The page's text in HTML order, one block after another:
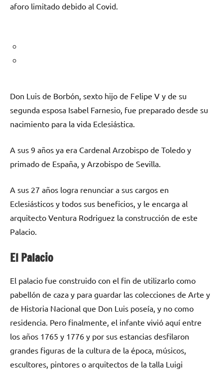
aforo limitado debido al Covid.
Don Luis de Borbón, sexto hijo de Felipe V y de su
segunda esposa Isabel Farnesio, fue preparado desde su
nacimiento para la vida Eclesiástica.
A sus 9 años ya era Cardenal Arzobispo de Toledo y
primado de España, y Arzobispo de Sevilla.
A sus 27 años logra renunciar a sus cargos en
Eclesiásticos y todos sus beneficios, y le encarga al
arquitecto Ventura Rodriguez la construcción de este
Palacio.
El Palacio
El palacio fue construido con el fin de utilizarlo como
pabellón de caza y para guardar las colecciones de Arte y
de Historia Nacional que Don Luis poseía, y no como
residencia. Pero finalmente, el infante vivió aquí entre
los años 1765 y 1776 y por sus estancias desfilaron
grandes figuras de la cultura de la época, músicos,
escultores, pintores o arquitectos de la talla Luigi